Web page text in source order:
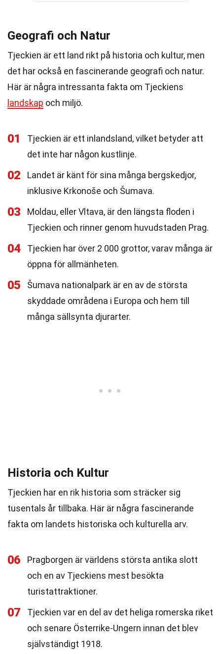
Geografi och Natur
Tjeckien är ett land rikt på historia och kultur, men
det har också en fascinerande geografi och natur.
Här är några intressanta fakta om Tjeckiens
landskap och miljö.
01
Tjeckien är ett inlandsland, vilket betyder att
det inte har någon kustlinje.
02
Landet är känt för sina många bergskedjor,
inklusive Krkonoše och Šumava.
03
Moldau, eller Vltava, är den längsta floden i
Tjeckien och rinner genom huvudstaden Prag.
04
Tjeckien har över 2 000 grottor, varav många är
öppna för allmänheten.
05
Šumava nationalpark är en av de största
skyddade områdena i Europa och hem till
många sällsynta djurarter.
Historia och Kultur
Tjeckien har en rik historia som sträcker sig
tusentals år tillbaka. Här är några fascinerande
fakta om landets historiska och kulturella arv.
06
Pragborgen är världens största antika slott
och en av Tjeckiens mest besökta
turistattraktioner.
07
Tjeckien var en del av det heliga romerska riket
och senare Österrike-Ungern innan det blev
självständigt 1918.